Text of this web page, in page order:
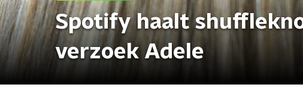
Spotify haalt
verzoek Adele